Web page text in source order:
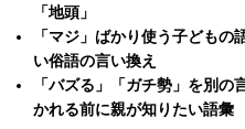
「地頭」
「マジ」ばかり使う子ども
い俗語の言い換え
「バズる」「ガチ勢」を別
かれる前に親が知りたい語彙